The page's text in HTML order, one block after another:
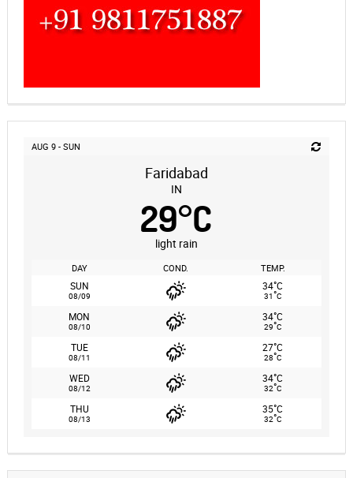
AUG 9 - SUN
Faridabad
IN
29°C
light rain
DAY COND. TEMP.
SUN
08/09
34°C
31°C
MON
08/10
34°C
29°C
TUE
08/11
27°C
28°C
WED
08/12
34°C
32°C
THU
08/13
35°C
32°C